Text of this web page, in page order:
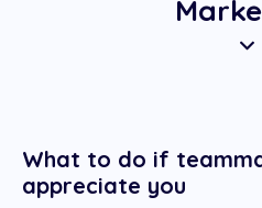
What to do if
appreciate you